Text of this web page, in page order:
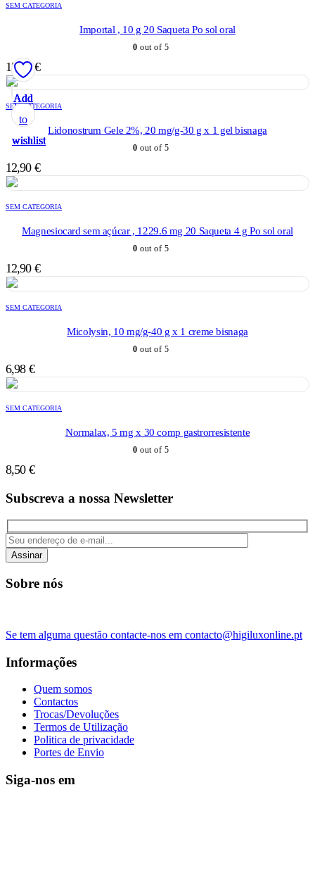
Add
to
wishlist
SEM CATEGORIA
Importal , 10 g 20 Saqueta Po sol oral
0 out of 5
15,98€
Add
to
wishlist
SEM CATEGORIA
Lidonostrum Gele 2%, 20 mg/g-30 g x 1 gel bisnaga
0 out of 5
12,90 €
Add
to
wishlist
SEM CATEGORIA
Magnesiocard sem açúcar , 1229.6 mg 20 Saqueta 4 g Po sol oral
0 out of 5
12,90 €
Add
to
wishlist
SEM CATEGORIA
Micolysin, 10 mg/g-40 g x 1 creme bisnaga
0 out of 5
6,98 €
Add
to
wishlist
SEM CATEGORIA
Normalax, 5 mg x 30 comp gastrorresistente
0 out of 5
8,50 €
Subscreva a nossa Newsletter
Assinar
Sobre nós
Se tem alguma questão contacte-nos em contacto@higiluxonline.pt
Informações
Quem somos
Contactos
Trocas/Devoluções
Termos de Utilização
Politica de privacidade
Portes de Envio
Siga-nos em